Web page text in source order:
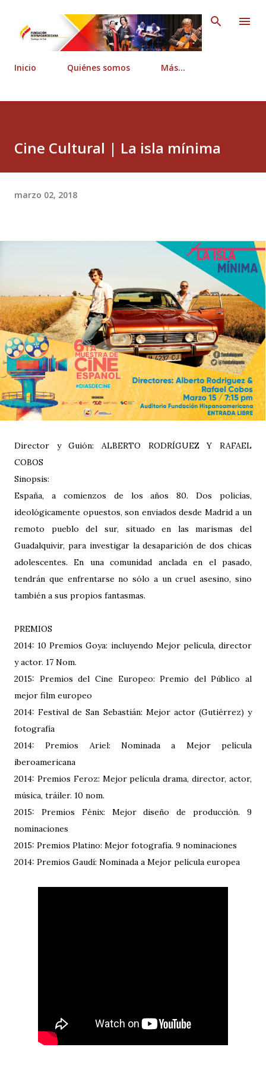
Ir al contenido principal
Inicio Quiénes somos Más…
Cine Cultural | La isla mínima
marzo 02, 2018
Director y Guión: ALBERTO RODRÍGUEZ Y RAFAEL
COBOS
Sinopsis:
España, a comienzos de los años 80. Dos policías,
ideológicamente opuestos, son enviados desde Madrid a un
remoto pueblo del sur, situado en las marismas del
Guadalquivir, para investigar la desaparición de dos chicas
adolescentes. En una comunidad anclada en el pasado,
tendrán que enfrentarse no sólo a un cruel asesino, sino
también a sus propios fantasmas.
PREMIOS
2014: 10 Premios Goya: incluyendo Mejor película, director
y actor. 17 Nom.
2015: Premios del Cine Europeo: Premio del Público al
mejor film europeo
2014: Festival de San Sebastián: Mejor actor (Gutiérrez) y
fotografía
2014: Premios Ariel: Nominada a Mejor película
iberoamericana
2014: Premios Feroz: Mejor película drama, director, actor,
música, tráiler. 10 nom.
2015: Premios Fénix: Mejor diseño de producción. 9
nominaciones
2015: Premios Platino: Mejor fotografía. 9 nominaciones
2014: Premios Gaudí: Nominada a Mejor película europea